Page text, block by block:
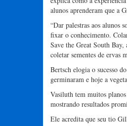
alunos aprenderam que a
“Dar palestras aos alunos
fixar o conhecimento.
Save the Great South
coletar sementes de ervas
Bertsch elogia o sucesso
germinaram e hoje a
Vasiluth tem muitos
mostrando resultados
Ele acredita que seu tio